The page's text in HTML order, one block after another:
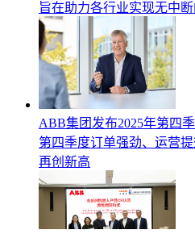
旨在助力各行业实现无中断
ABB集团发布2025年第四
第四季度订单强劲、运营
再创新高